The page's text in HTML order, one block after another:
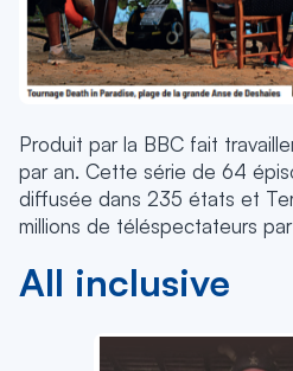
Produit par la BBC fait
par an. Cette série de 64
diffusée dans 235 états et
millions de téléspectateurs
All inclusive